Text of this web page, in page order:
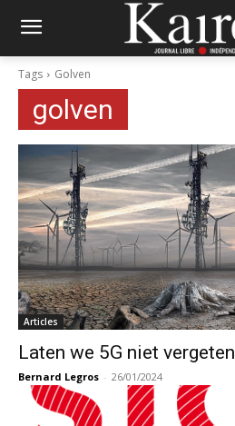
Tags Golven
golven
Articles
Laten we 5G niet vergeten
Bernard Legros - 26/01/2024